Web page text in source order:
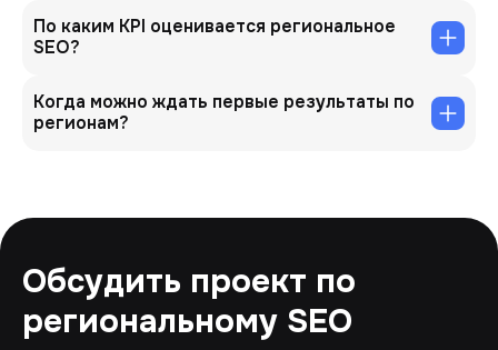
По каким KPI оценивается региональное
SEO?
Когда можно ждать первые результаты по
регионам?
Обсудить проект по
региональному SEO